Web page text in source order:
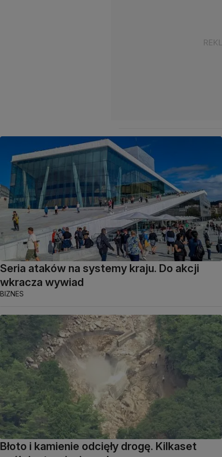
Seria ataków na systemy kraju. Do akcji
wkracza wywiad
BIZNES
Błoto i kamienie odcięły drogę. Kilkaset